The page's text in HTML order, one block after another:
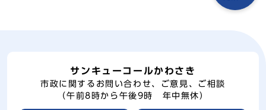
サンキューコールかわさき
市政に関するお問い合わせ、ご意見、ご相談
（午前8時から午後9時 年中無休）